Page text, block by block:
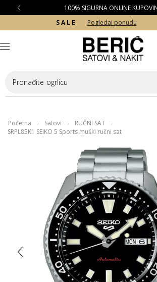
100% SIGURNA ONLINE
S A L E
Pogledaj ponudu
Pronađite ogrlicu
Početna / Satovi / RUČNI SAT /
SRPL85K1 SEIKO 5 Sports muški ručni sat